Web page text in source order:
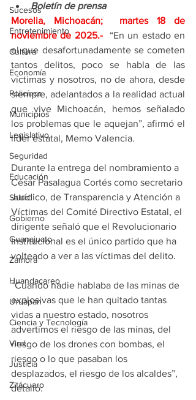
Sucesos
Entretenimiento
Cultura
Economía
Policíaca
Municipios
Legislativo
Seguridad
Educación
Salud
Gobierno
Guanajuato
Zamora
Huandacareo
Uruapan
Ciencia y Tecnología
Viral
Justicia
Zitácuaro
Boletín de prensa
Morelia, Michoacán;  martes 18 de
noviembre de 2025.-
“En un estado en
el que desafortunadamente se cometen
tantos delitos, poco se habla de las
víctimas y nosotros, no de ahora, desde
siempre, adelantados a la realidad actual
que vive Michoacán, hemos señalado
los problemas que le aquejan”, afirmó el
líder estatal, Memo Valencia.
Durante la entrega del nombramiento a
César Pasalagua Cortés como secretario
Jurídico, de Transparencia y Atención a
Víctimas del Comité Directivo Estatal, el
dirigente señaló que el Revolucionario
Institucional es el único partido que ha
volteado a ver a las víctimas del delito.
“Cuando nadie hablaba de las minas de
explosivas que le han quitado tantas
vidas a nuestro estado, nosotros
advertimos el riesgo de las minas, del
riesgo de los drones con bombas, el
riesgo o lo que pasaban los
desplazados, el riesgo de los alcaldes”,
detalló.